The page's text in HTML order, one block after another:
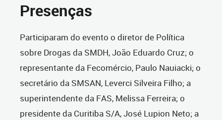
Presenças
Participaram do evento o diretor de Política
sobre Drogas da SMDH, João Eduardo Cruz; o
representante da Fecomércio, Paulo Nauiacki; o
secretário da SMSAN, Leverci Silveira Filho; a
superintendente da FAS, Melissa Ferreira; o
presidente da Curitiba S/A, José Lupion Neto; a